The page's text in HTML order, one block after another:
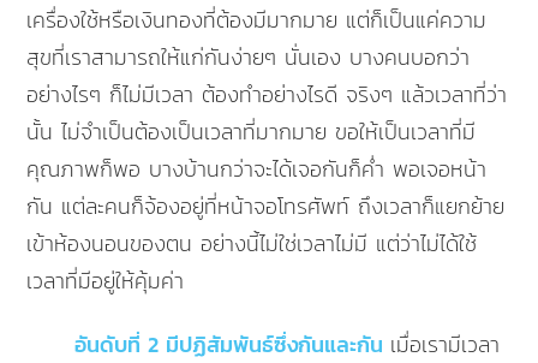
เครื่องใช้หรือเงินทองที่ต้องมีมากมาย แต่ก็เป็นแค่ความ
สุขที่เราสามารถให้แก่กันง่ายๆ นั่นเอง บางคนบอกว่า
อย่างไรๆ ก็ไม่มีเวลา ต้องทำอย่างไรดี จริงๆ แล้วเวลาที่ว่า
นั้น ไม่จำเป็นต้องเป็นเวลาที่มากมาย ขอให้เป็นเวลาที่มี
คุณภาพก็พอ บางบ้านกว่าจะได้เจอกันก็ค่ำ พอเจอหน้า
กัน แต่ละคนก็จ้องอยู่ที่หน้าจอโทรศัพท์ ถึงเวลาก็แยกย้าย
เข้าห้องนอนของตน อย่างนี้ไม่ใช่เวลาไม่มี แต่ว่าไม่ได้ใช้
เวลาที่มีอยู่ให้คุ้มค่า
อันดับที่ 2 มีปฏิสัมพันธ์ซึ่งกันและกัน เมื่อเรามีเวลา